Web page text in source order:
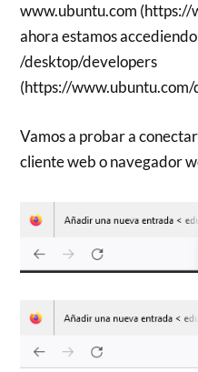
www.ubuntu.com
ahora estamos
/desktop/developers
(https://
Vamos a probar a
cliente web o navegador